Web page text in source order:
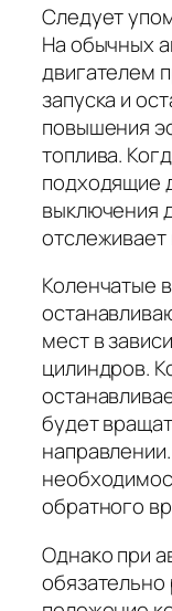
Следует
На обычных
двигателем
запуска и
повышения
топлива.
подходящие
выключения
отслеживает
Коленчатые
мест в
цилиндров.
будет
обратного
Однако при
обязательно